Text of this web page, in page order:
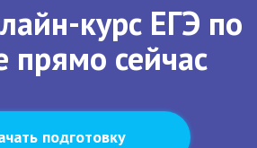
курс ЕГЭ по
прямо сейчас
подготовку